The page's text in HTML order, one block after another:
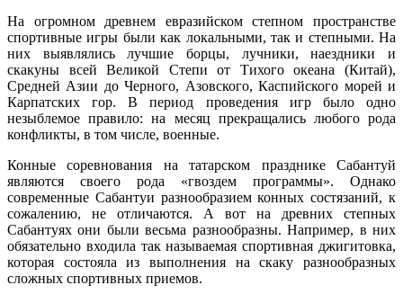
На огромном древнем евразийском степном пространстве
спортивные игры были как локальными, так и степными. На
них выявлялись лучшие борцы, лучники, наездники и
скакуны всей Великой Степи от Тихого океана (Китай),
Средней Азии до Черного, Азовского, Каспийского морей и
Карпатских гор. В период проведения игр было одно
незыблемое правило: на месяц прекращались любого рода
конфликты, в том числе, военные.
Конные соревнования на татарском празднике Сабантуй
являются своего рода «гвоздем программы». Однако
современные Сабантуи разнообразием конных состязаний, к
сожалению, не отличаются. А вот на древних степных
Сабантуях они были весьма разнообразны. Например, в них
обязательно входила так называемая спортивная джигитовка,
которая состояла из выполнения на скаку разнообразных
сложных спортивных приемов.